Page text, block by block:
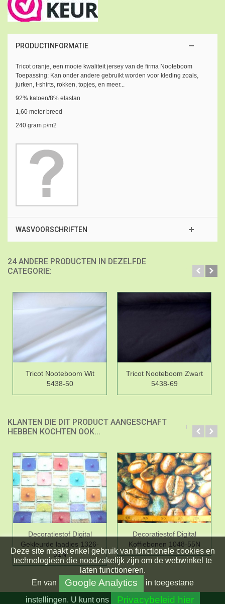
PRODUCTINFORMATIE
Tricot oranje, een mooie kwaliteit jersey van de firma Nooteboom
Toepassing: Kan onder andere gebruikt worden voor kleding zoals,
jurken, t-shirts, rokken, topjes, en meer...
92% katoen/8% elastan
1,60 meter breed
240 gram p/m2
WASVOORSCHRIFTEN
24 ANDERE PRODUCTEN IN DEZELFDE
CATEGORIE:
Tricot Nooteboom Wit
5438-50
Tricot Nooteboom Zwart
5438-69
KLANTEN DIE DIT PRODUCT AANGESCHAFT
HEBBEN KOCHTEN OOK...
Decoratiestof Digital
Gekleurde laadjes 1326-
51N
Decoratiestof Digital
Koffiebonen 1048-55N
Deze site maakt enkel gebruik van functionele cookies en
technologieën die noodzakelijk zijn om de webwinkel te
laten functioneren.
En van Google Analytics
in toegestane
instellingen. U kunt ons Privacybeleid hier